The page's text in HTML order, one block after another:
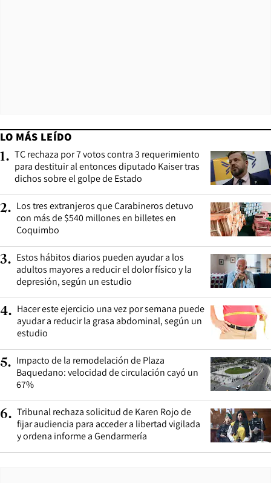
LO MÁS LEÍDO
1. TC rechaza por 7 votos contra 3 requerimiento
para destituir al entonces diputado Kaiser tras
dichos sobre el golpe de Estado
2. Los tres extranjeros que Carabineros detuvo
con más de $540 millones en billetes en
Coquimbo
3. Estos hábitos diarios pueden ayudar a los
adultos mayores a reducir el dolor físico y la
depresión, según un estudio
4. Hacer este ejercicio una vez por semana puede
ayudar a reducir la grasa abdominal, según un
estudio
5. Impacto de la remodelación de Plaza
Baquedano: velocidad de circulación cayó un
67%
6. Tribunal rechaza solicitud de Karen Rojo de
fijar audiencia para acceder a libertad vigilada
y ordena informe a Gendarmería